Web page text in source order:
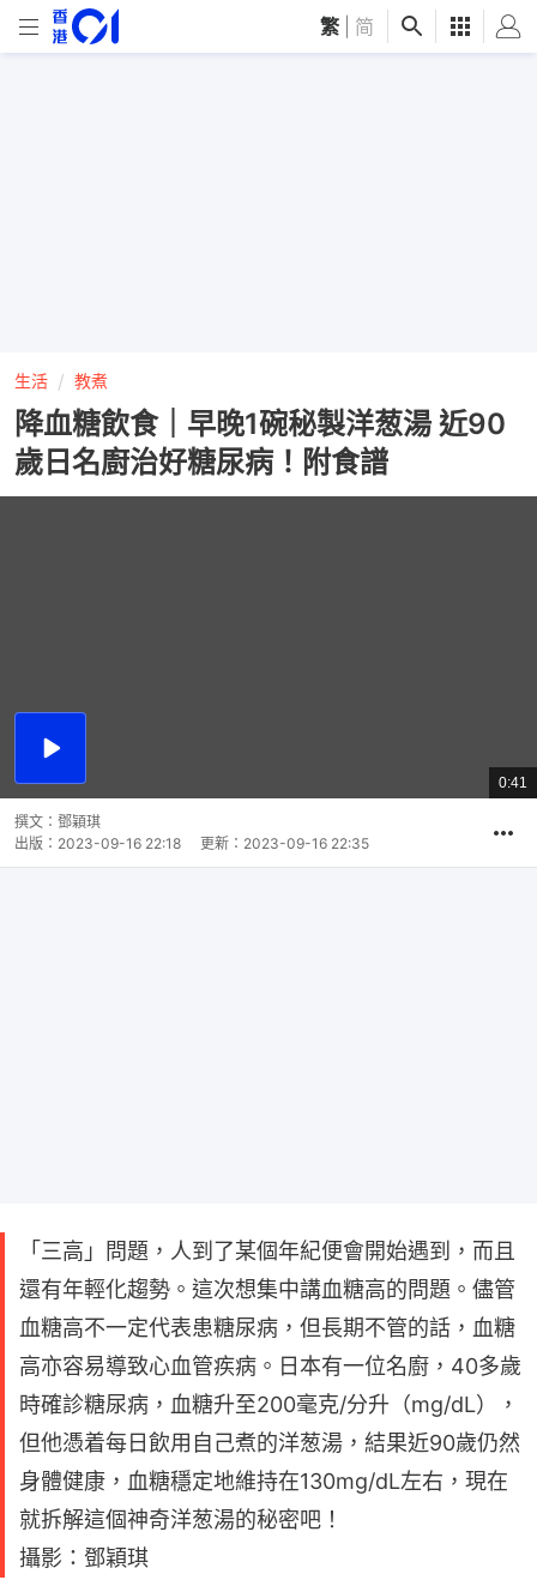
繁 简
生活 教煮
降血糖飲食｜早晚1碗秘製洋葱湯 近90
歲日名廚治好糖尿病！附食譜
播
總
共
0:41
撰文： 鄧穎琪
出版： 2023-09-16 22:18 更新： 2023-09-16 22:35
「三高」問題，人到了某個年紀便會開始遇到，而且
還有年輕化趨勢。這次想集中講血糖高的問題。儘管
血糖高不一定代表患糖尿病，但長期不管的話，血糖
高亦容易導致心血管疾病。日本有一位名廚，40多歲
時確診糖尿病，血糖升至200毫克/分升（mg/dL），
但他憑着每日飲用自己煮的洋葱湯，結果近90歲仍然
身體健康，血糖穩定地維持在130mg/dL左右，現在
就拆解這個神奇洋葱湯的秘密吧！
攝影：鄧穎琪